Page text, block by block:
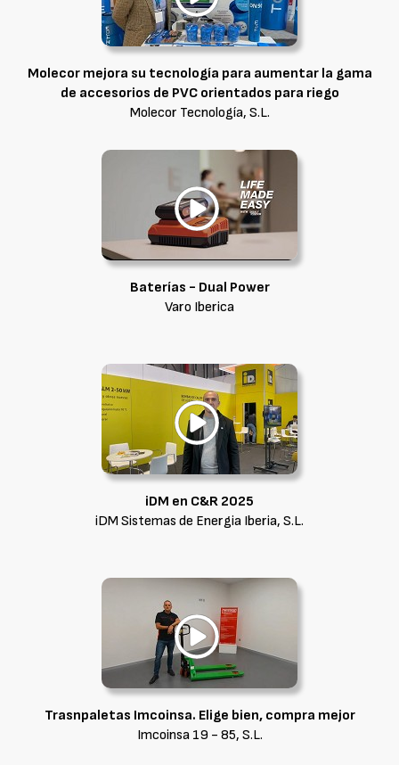
Molecor mejora su tecnología para aumentar la gama
de accesorios de PVC orientados para riego
Molecor Tecnología, S.L.
Baterías - Dual Power
Varo Iberica
iDM en C&R 2025
iDM Sistemas de Energia Iberia, S.L.
Trasnpaletas Imcoinsa. Elige bien, compra mejor
Imcoinsa 19 - 85, S.L.